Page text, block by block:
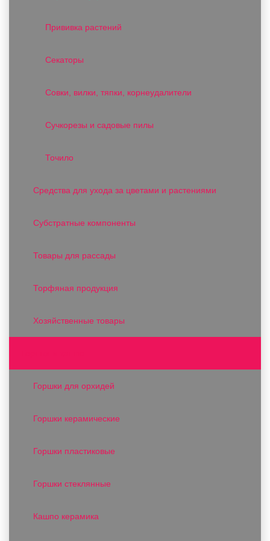
Прививка растений
Секаторы
Совки, вилки, тяпки, корнеудалители
Сучкорезы и садовые пилы
Точило
Средства для ухода за цветами и растениями
Субстратные компоненты
Товары для рассады
Торфяная продукция
Хозяйственные товары
Горшки для орхидей
Горшки керамические
Горшки пластиковые
Горшки стеклянные
Кашпо керамика